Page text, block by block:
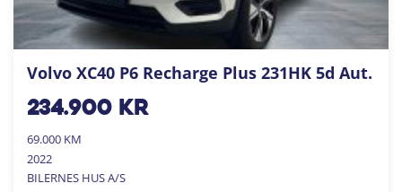
Volvo XC40 P6 Recharge Plus 231HK 5d Aut.
234.900kr
69.000 KM
2022
BILERNES HUS A/S